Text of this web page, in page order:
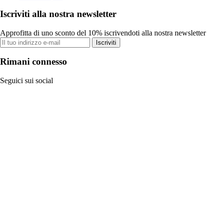
Iscriviti alla nostra newsletter
Approfitta di uno sconto del 10% iscrivendoti alla nostra newsletter
Iscriviti
Rimani connesso
Seguici sui social